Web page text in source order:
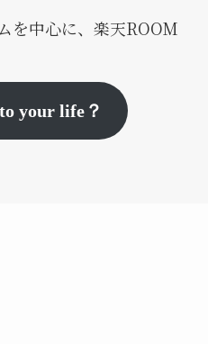
を中心に、楽天ROOM
your life？